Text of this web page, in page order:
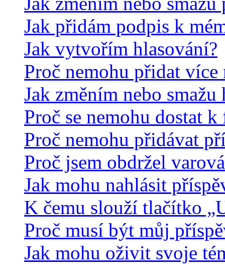
Jak přidám podpis k
Jak vytvořím hlasování?
Proč nemohu přidat
Jak změním nebo smažu
Proč se nemohu dostat k
Proč nemohu přidávat
Proč jsem obdržel
Jak mohu nahlásit
K čemu slouží tlačítko
Proč musí být můj
Jak mohu oživit svoje